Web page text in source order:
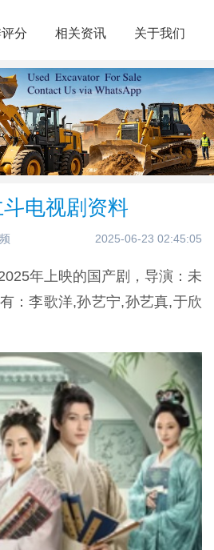
分 相关资讯 关于我们
电视剧资料
2025-06-23 02:45:05
年上映的国产剧，导演：未
：李歌洋,孙艺宁,孙艺真,于欣